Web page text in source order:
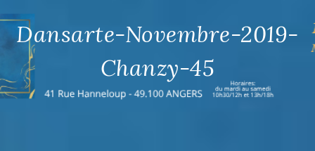
Dansarte-Novembre-2019-
Chanzy-45